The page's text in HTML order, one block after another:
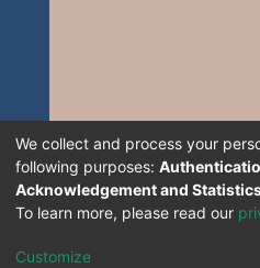
We collect and process your
following purposes:
Acknowledgement and
To learn more, please read our
Customize